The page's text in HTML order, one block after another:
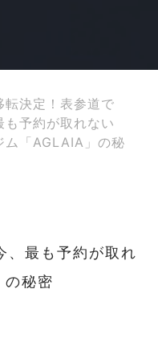
転決定！表参道で
も予約が取れない
ム「AGLAIA」の秘
、最も予約が取れ
の秘密